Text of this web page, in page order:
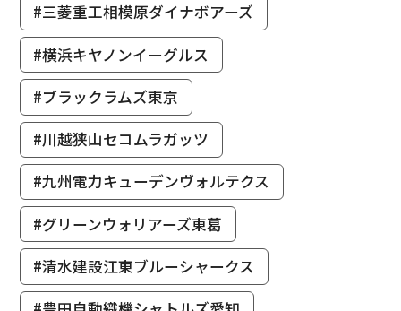
#三菱重工相模原ダイナボアーズ
#横浜キヤノンイーグルス
#ブラックラムズ東京
#川越狭山セコムラガッツ
#九州電力キューデンヴォルテクス
#グリーンウォリアーズ東葛
#清水建設江東ブルーシャークス